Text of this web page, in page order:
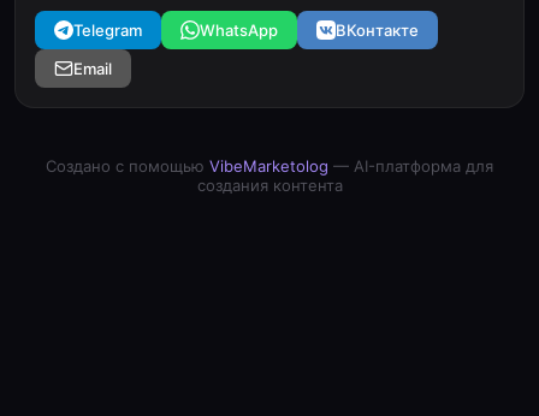
Telegram WhatsApp
ВКонтакте
Email
Создано с помощью VibeMarketolog — AI-платформа для
создания контента